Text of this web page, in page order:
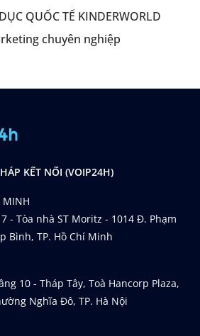
QUỐC TẾ KINDERWORLD
chuyên nghiệp
KẾT NỐI (VOIP24H)
MINH
- Tòa nhà ST Moritz - 1014 Đ. Phạm
Bình, TP. Hồ Chí Minh
10 - Tháp Tây, Toà Hancorp Plaza,
Nghĩa Đô, TP. Hà Nội